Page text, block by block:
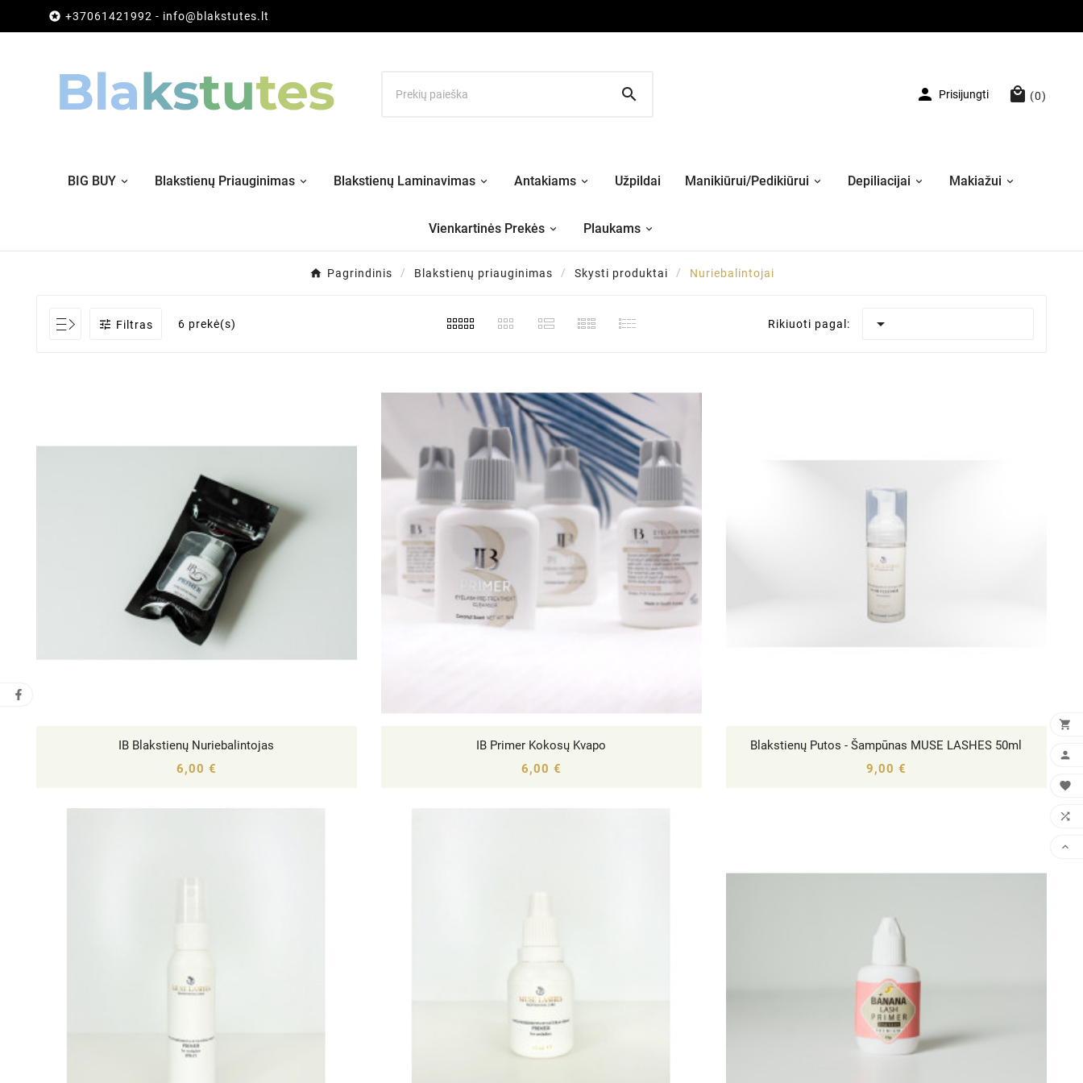
 +37061421992 - info@blakstutes.lt
  Prisijungti  (0)
BIG BUY Blakstienų Priauginimas Blakstienų Laminavimas Antakiams Užpildai Manikiūrui/Pedikiūrui Depiliacijai Makiažui
Vienkartinės Prekės Plaukams
Pagrindinis Blakstienų priauginimas Skysti produktai Nuriebalintojai
 Filtras 6 prekė(s) Rikiuoti pagal: 
IB Blakstienų Nuriebalintojas

6,00 €
IB Primer Kokosų Kvapo
 
6,00 €
Blakstienų Putos - Šampūnas MUSE LASHES 50ml
9,00 €




